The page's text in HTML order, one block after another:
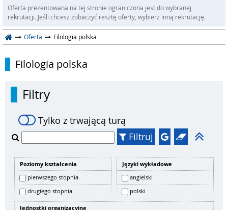
Oferta prezentowana na tej stronie ograniczona jest do wybranej
rekrutacji. Jeśli chcesz zobaczyć resztę oferty, wybierz inną rekrutację.
Oferta Filologia polska
Filologia polska
Filtry
Tylko z trwającą turą
Filtruj
Poziomy kształcenia
pierwszego stopnia
drugiego stopnia
Języki wykładowe
angielski
polski
Jednostki organizacyjne